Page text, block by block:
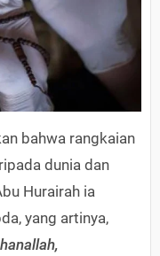
bahwa rangkaian
dunia dan
Hurairah ia
yang artinya,